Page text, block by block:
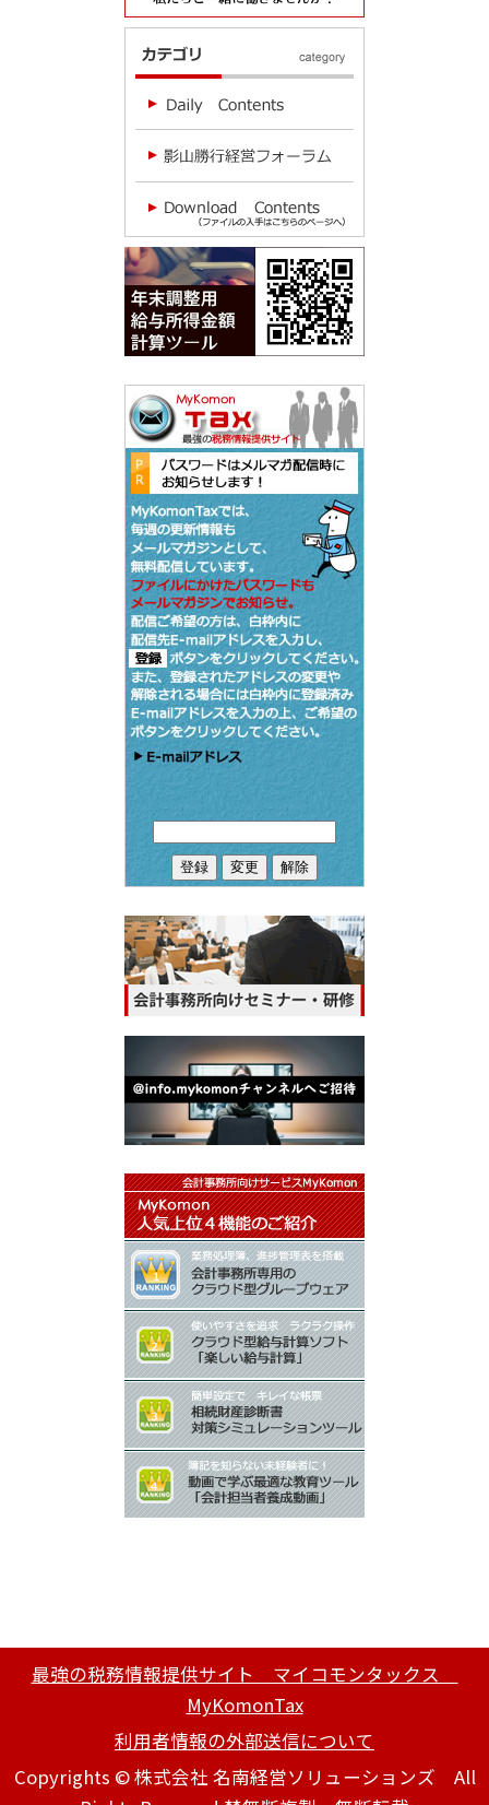
最強の税務情報提供サイト マイコモンタックス
MyKomonTax
利用者情報の外部送信について
Copyrights © 株式会社 名南経営ソリューションズ All